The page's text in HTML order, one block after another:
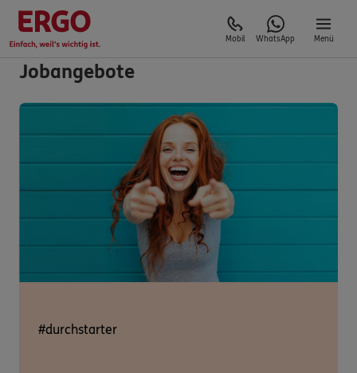
Mobil WhatsApp Menü
Jobangebote
#durchstarter